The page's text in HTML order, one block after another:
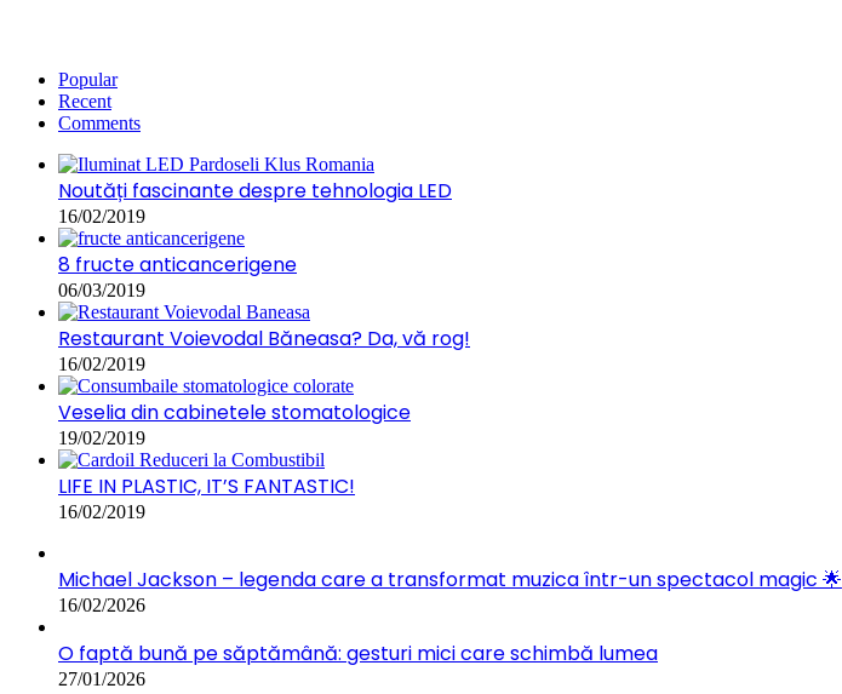
Popular
Recent
Comments
Noutăți fascinante despre tehnologia LED
16/02/2019
8 fructe anticancerigene
06/03/2019
Restaurant Voievodal Băneasa? Da, vă rog!
16/02/2019
Veselia din cabinetele stomatologice
19/02/2019
LIFE IN PLASTIC, IT’S FANTASTIC!
16/02/2019
Michael Jackson – legenda care a transformat muzica într-un spectacol magic 🌟
16/02/2026
O faptă bună pe săptămână: gesturi mici care schimbă lumea
27/01/2026